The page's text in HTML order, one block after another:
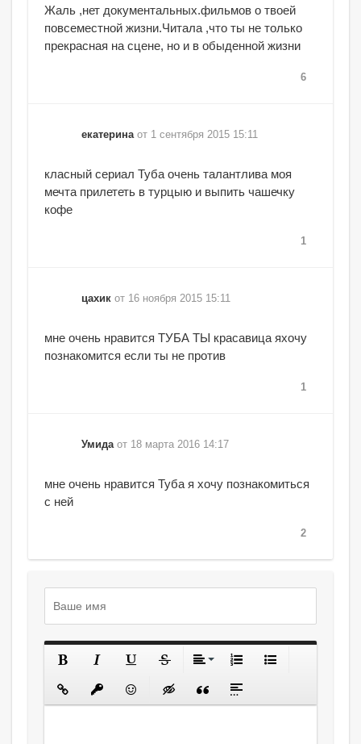
6
Жаль ,нет документальных.фильмов о твоей
повсеместной жизни.Читала ,что ты не только
прекрасная на сцене, но и в обыденной жизни
екатерина от 1 сентября 2015 15:11
1
класный сериал Туба очень талантлива моя
мечта прилететь в турцыю и выпить чашечку
кофе
цахик от 16 ноября 2015 15:11
1
мне очень нравится ТУБА ТЫ красавица яхочу
познакомится если ты не против
Умида от 18 марта 2016 14:17
2
мне очень нравится Туба я хочу познакомиться
с ней